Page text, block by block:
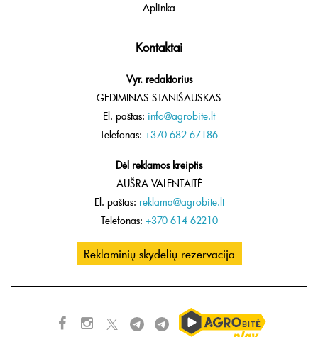
Aplinka
Kontaktai
Vyr. redaktorius
GEDIMINAS STANIŠAUSKAS
El. paštas: info@agrobite.lt
Telefonas: +370 682 67186
Dėl reklamos kreiptis
AUŠRA VALENTAITĖ
El. paštas: reklama@agrobite.lt
Telefonas: +370 614 62210
Reklaminių skydelių rezervacija